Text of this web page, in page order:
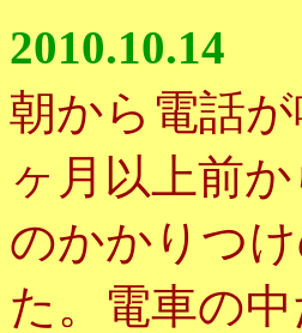
2010.10.14
朝から電話
ヶ月以上前
のかかりつ
た。電車の